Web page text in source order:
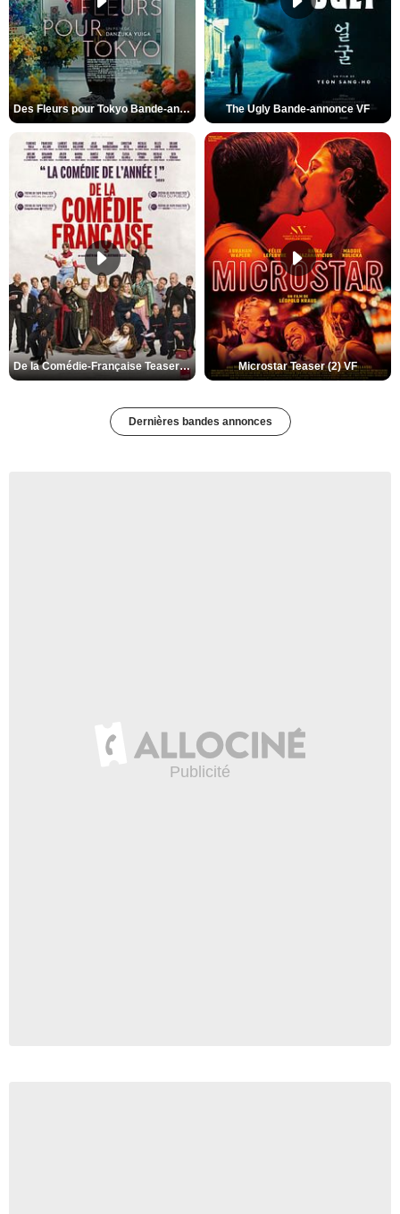
Des Fleurs pour Tokyo Bande-annonce VO STFR The Ugly Bande-annonce VF
De la Comédie-Française Teaser (3) VF Microstar Teaser (2) VF
Dernières bandes annonces